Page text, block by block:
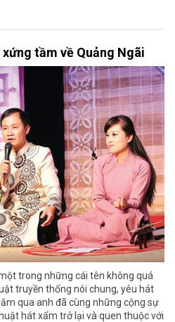
tầm về Quảng Ngãi
trong những cái tên không quá
truyền thống nói chung, yêu hát
qua anh đã cùng những cộng sự
hát xẩm trở lại và quen thuộc với